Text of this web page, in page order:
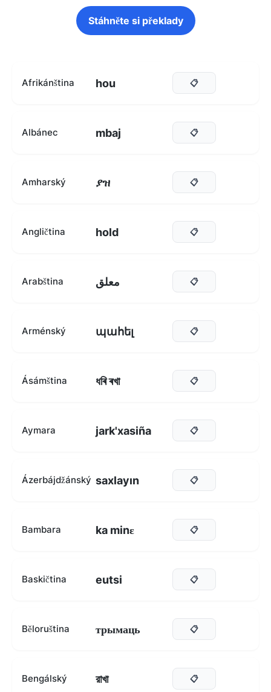
Stáhněte si překlady
Afrikánština hou 📋
Albánec mbaj 📋
Amharský ያዝ 📋
Angličtina hold 📋
Arabština معلق 📋
Arménský պահել 📋
Ásámština ধৰি ৰখা 📋
Aymara jark'xasiña 📋
Ázerbájdžánský saxlayın 📋
Bambara ka minɛ 📋
Baskičtina eutsi 📋
Běloruština трымаць 📋
Bengálský রাখা 📋